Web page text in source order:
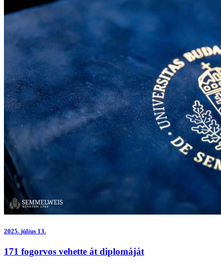
2025. július 13.
171 fogorvos vehette át diplomáját